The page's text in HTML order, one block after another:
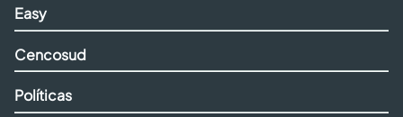
Easy
Cencosud
Políticas